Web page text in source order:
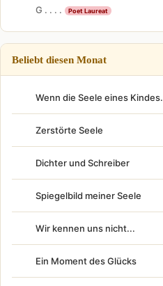
G . . . . Poet Laureat
Beliebt diesen Monat
Wenn die Seele eines Kindes.
Zerstörte Seele
Dichter und Schreiber
Spiegelbild meiner Seele
Wir kennen uns nicht...
Ein Moment des Glücks